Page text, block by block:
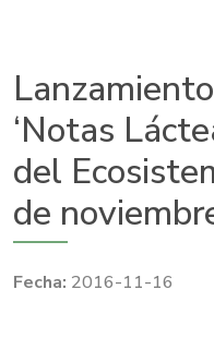
‘Notas
del
de
2016-11-16